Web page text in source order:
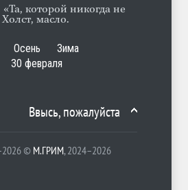
которой никогда не
масло.
Осень
Зима
30 февраля
Ввысь, пожалуйста
©М.ГРИМ, 2024–2026